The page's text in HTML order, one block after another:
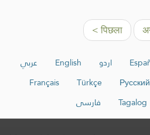
< पिछला
عربي English اردو
Français
Türkçe Русский
فارسی
Tagalog